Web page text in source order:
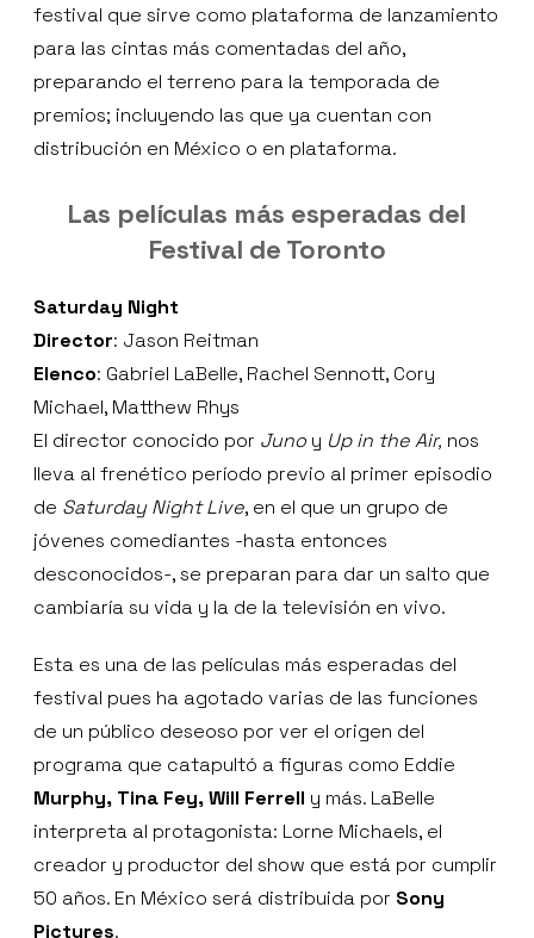
festival que sirve como plataforma de lanzamiento
para las cintas más comentadas del año,
preparando el terreno para la temporada de
premios; incluyendo las que ya cuentan con
distribución en México o en plataforma.
Las películas más esperadas del
Festival de Toronto
Saturday Night
Director: Jason Reitman
Elenco: Gabriel LaBelle, Rachel Sennott, Cory
Michael, Matthew Rhys
El director conocido por Juno y Up in the Air, nos
lleva al frenético período previo al primer episodio
de Saturday Night Live, en el que un grupo de
jóvenes comediantes -hasta entonces
desconocidos-, se preparan para dar un salto que
cambiaría su vida y la de la televisión en vivo.
Esta es una de las películas más esperadas del
festival pues ha agotado varias de las funciones
de un público deseoso por ver el origen del
programa que catapultó a figuras como Eddie
Murphy, Tina Fey, Will Ferrell y más. LaBelle
interpreta al protagonista: Lorne Michaels, el
creador y productor del show que está por cumplir
50 años. En México será distribuida por Sony
Pictures.